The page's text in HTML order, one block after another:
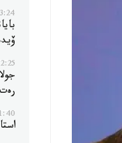
13:24, 06
12:25, 06 تامىز
11:40, 06